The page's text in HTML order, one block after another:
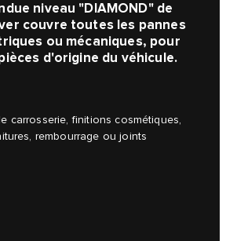
niveau "DIAMOND" de
couvre toutes les pannes
ou mécaniques, pour
d'origine du véhicule.
carrosserie, finitions cosmétiques,
rembourrage ou joints